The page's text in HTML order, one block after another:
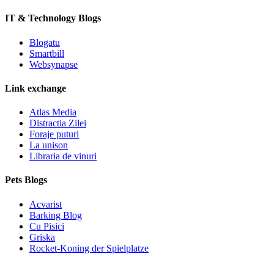
IT & Technology Blogs
Blogatu
Smartbill
Websynapse
Link exchange
Atlas Media
Distractia Zilei
Foraje puturi
La unison
Libraria de vinuri
Pets Blogs
Acvarist
Barking Blog
Cu Pisici
Griska
Rocket-Koning der Spielplatze